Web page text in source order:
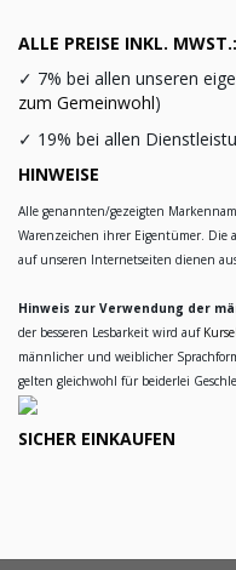
ALLE PREISE INKL. MWST.:
✓ 7% bei allen unseren
zum Gemeinwohl)
✓ 19% bei allen
HINWEISE
Alle genannten/gezeigten
Warenzeichen ihrer Eigentümer. Die
auf unseren Internetseiten dienen
Hinweis zur Verwendung der
der besseren Lesbarkeit wird auf
männlicher und weiblicher
gelten gleichwohl für beiderlei
SICHER EINKAUFEN